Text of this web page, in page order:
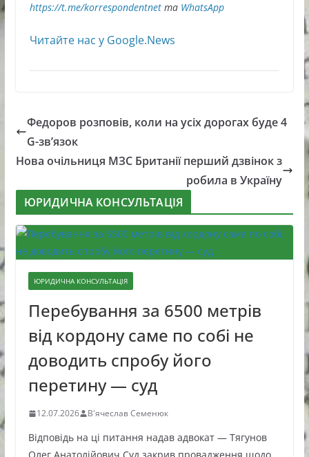
https://t.me/korrespondentnetта WhatsApp
Читайте нас у Google.News
Федоров розповів, коли на усіх дорогах буде 4
G-зв’язок
Нова очільниця МЗС Британії перший дзвінок з
робила в Україну
ЮРИДИЧНА КОНСУЛЬТАЦІЯ
ЮРИДИЧНА КОНСУЛЬТАЦІЯ
Перебування за 6500 метрів
від кордону саме по собі не
доводить спробу його
перетину — суд
12.07.2026 В'ячеслав Семенюк
Відповідь на ці питання надав адвокат — Тягунов